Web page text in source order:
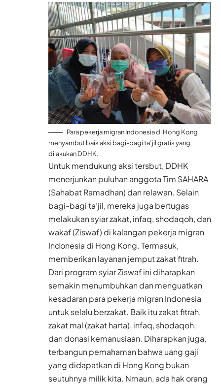
Para pekerja migran Indonesia di Hong Kong
menyambut baik aksi bagi-bagi ta’jil gratis yang
dilakukan DDHK.
Untuk mendukung aksi tersbut, DDHK
menerjunkan puluhan anggota Tim SAHARA
(Sahabat Ramadhan) dan relawan. Selain
bagi-bagi ta’jil, mereka juga bertugas
melakukan syiar zakat, infaq, shodaqoh, dan
wakaf (Ziswaf) di kalangan pekerja migran
Indonesia di Hong Kong. Termasuk,
memberikan layanan jemput zakat fitrah.
Dari program syiar Ziswaf ini diharapkan
semakin menumbuhkan dan menguatkan
kesadaran para pekerja migran Indonesia
untuk selalu berzakat. Baik itu zakat fitrah,
zakat mal (zakat harta), infaq, shodaqoh,
dan donasi kemanusiaan. Diharapkan juga,
terbangun pemahaman bahwa uang gaji
yang didapatkan di Hong Kong bukan
seutuhnya milik kita. Nmaun, ada hak orang